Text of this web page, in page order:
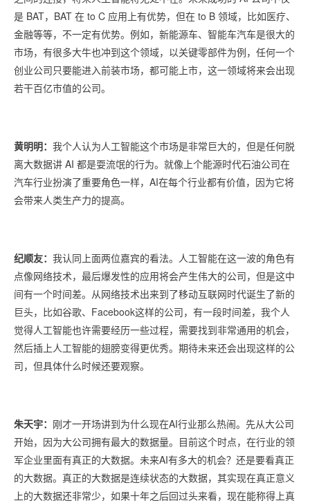
是 BAT，BAT 在 to C 应用上有优势，但在 to B 领域，比如医疗、
金融等等，不一定有优势。例如，新能源车、智能车汽车是很大的
市场，有很多大牛也冲到这个领域，以关键零部件为例，任何一个
创业公司只要能进入前装市场，都可能上市，这一领域将来会出现
若干百亿市值的公司。
黄明明： 我个人认为人工智能这个市场是非常巨大的，但是任何脱
离大数据讲 AI 都是耍流氓的行为。就像上个能源时代石油公司在
汽车行业扮演了重要角色一样，AI在每个行业都有价值，因为它将
会带来人类生产力的提高。
纪顺友： 我认同上面两位嘉宾的看法。人工智能在这一波的角色有
点像网络技术，最后爆发性的应用将会产生伟大的公司，但是这中
间有一个时间差。从网络技术出来到了移动互联网时代诞生了新的
巨头，比如谷歌、Facebook这样的公司，有一段时间差，我个人
觉得人工智能也许需要经历一些过程，需要找到非常通用的机会，
然后插上人工智能的翅膀变得更优秀。期待未来还会出现这样的公
司，但具体什么时候还要观察。
朱天宇： 刚才一开场讲到为什么现在AI行业那么热闹。先从大公司
开始，因为大公司拥有最大的数据量。目前这个时点，在行业的领
军企业里面有真正的大数据。未来AI有多大的机会？还是要看真正
的大数据。真正的大数据是连续状态的大数据，其实现在真正意义
上的大数据还非常少，如果十年之后回过头来看，现在能称得上真